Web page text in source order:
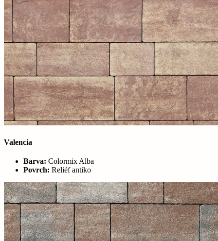
Valencia
Barva: Colormix Alba
Povrch: Reliéf antiko